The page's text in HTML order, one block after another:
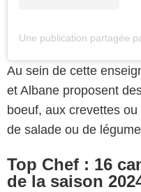
Au sein de cette
et Albane proposent
boeuf, aux crevettes
de salade ou de
Top Chef : 16
de la saison